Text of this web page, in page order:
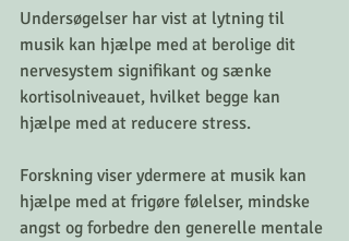
Undersøgelser har vist at lytning til
musik kan hjælpe med at berolige dit
nervesystem signifikant og sænke
kortisolniveauet, hvilket begge kan
hjælpe med at reducere stress.
Forskning viser ydermere at musik kan
hjælpe med at frigøre følelser, mindske
angst og forbedre den generelle mentale